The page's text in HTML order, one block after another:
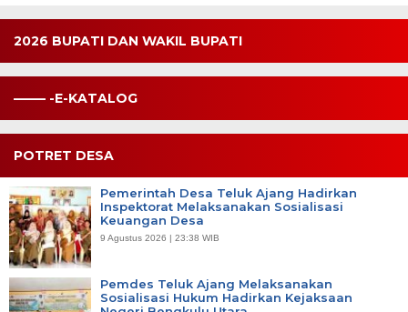
2026 BUPATI DAN WAKIL BUPATI
——– -E-KATALOG
POTRET DESA
Pemerintah Desa Teluk Ajang Hadirkan
Inspektorat Melaksanakan Sosialisasi
Keuangan Desa
9 Agustus 2026 | 23:38 WIB
Pemdes Teluk Ajang Melaksanakan
Sosialisasi Hukum Hadirkan Kejaksaan